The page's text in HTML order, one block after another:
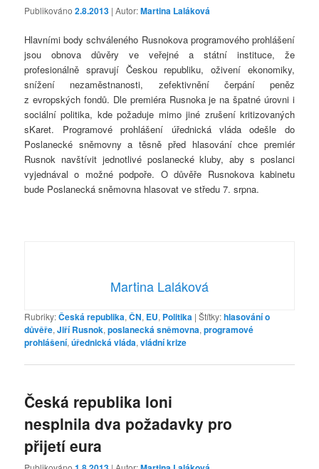
Publikováno2.8.2013 | Autor:Martina Laláková
Hlavními body schváleného Rusnokova programového prohlášení
jsou obnova důvěry ve veřejné a státní instituce, že
profesionálně spravují Českou republiku, oživení ekonomiky,
snížení nezaměstnanosti, zefektivnění čerpání peněz
z evropských fondů. Dle premiéra Rusnoka je na špatné úrovni i
sociální politika, kde požaduje mimo jiné zrušení kritizovaných
sKaret. Programové prohlášení úřednická vláda odešle do
Poslanecké sněmovny a těsně před hlasování chce premiér
Rusnok navštívit jednotlivé poslanecké kluby, aby s poslanci
vyjednával o možné podpoře. O důvěře Rusnokova kabinetu
bude Poslanecká sněmovna hlasovat ve středu 7. srpna.
Martina Laláková
Rubriky:Česká republika,ČN, EU, Politika |Štítky:hlasování o
důvěře,Jiří Rusnok,poslanecká sněmovna,programové
prohlášení,úřednická vláda,vládní krize
Česká republika loni
nesplnila dva požadavky pro
přijetí eura